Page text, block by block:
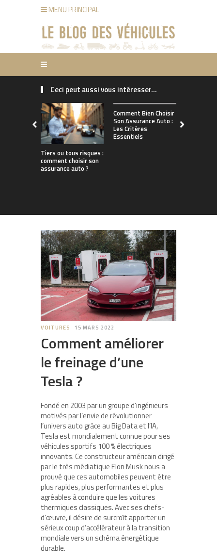
MENU PRINCIPAL
Ceci peut aussi vous intéresser...
Tiers ou tous risques :
comment choisir son
assurance auto ?
Comment Bien Choisir
Son Assurance Auto :
Les Critères
Essentiels
VOITURES 15 MARS 2022
Comment améliorer
le freinage d’une
Tesla ?
Fondé en 2003 par un groupe d’ingénieurs
motivés par l’envie de révolutionner
l’univers auto grâce au Big Data et l’IA,
Tesla est mondialement connue pour ses
véhicules sportifs 100 % électriques
innovants. Ce constructeur américain dirigé
par le très médiatique Elon Musk nous a
prouvé que ces automobiles peuvent être
plus rapides, plus performantes et plus
agréables à conduire que les voitures
thermiques classiques. Avec ses chefs-
d’œuvre, il désire de surcroît apporter un
sérieux coup d’accélérateur à la transition
mondiale vers un schéma énergétique
durable.